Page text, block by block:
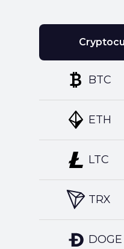
BTC
ETH
LTC
TRX
DOGE